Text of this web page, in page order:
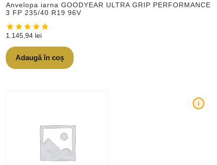
Anvelopa iarna GOODYEAR ULTRA GRIP PERFORMANCE
3 FP 235/40 R19 96V
1.145,94 lei
Adaugă în coș
i